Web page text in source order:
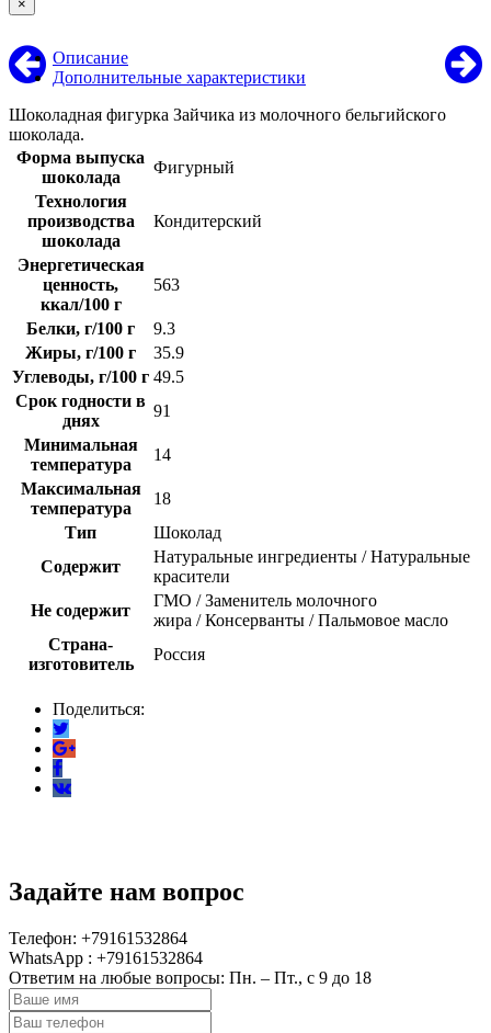
×
Описание
Дополнительные характеристики
Шоколадная фигурка Зайчика из молочного бельгийского
шоколада.
Форма выпуска
шоколада
Фигурный
Технология
производства
шоколада
Кондитерский
Энергетическая
ценность,
ккал/100 г
563
Белки, г/100 г
9.3
Жиры, г/100 г
35.9
Углеводы, г/100 г 49.5
Срок годности в
днях
91
Минимальная
температура
14
Максимальная
температура
18
Тип
Шоколад
Содержит
Натуральные ингредиенты / Натуральные
красители
Не содержит
ГМО / Заменитель молочного
жира / Консерванты / Пальмовое масло
Страна-
изготовитель
Россия
Поделиться:
Задайте нам вопрос
Телефон: +79161532864
WhatsApp : +79161532864
Ответим на любые вопросы: Пн. – Пт., с 9 до 18